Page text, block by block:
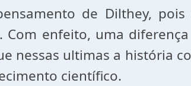
de Dilthey,
enfeito, uma
nessas ultimas a história
científico.